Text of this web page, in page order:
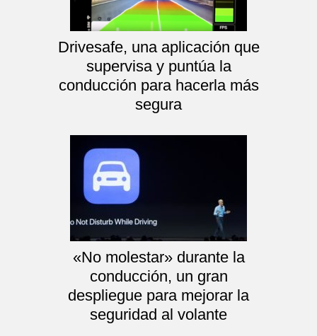
Drivesafe, una aplicación que
supervisa y puntúa la
conducción para hacerla más
segura
«No molestar» durante la
conducción, un gran
despliegue para mejorar la
seguridad al volante